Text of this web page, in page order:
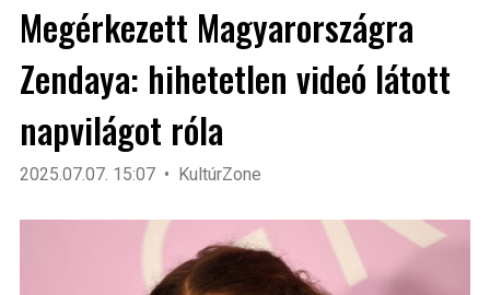
Megérkezett Magyarországra
Zendaya: hihetetlen videó látott
napvilágot róla
2025.07.07. 15:07 KultúrZone